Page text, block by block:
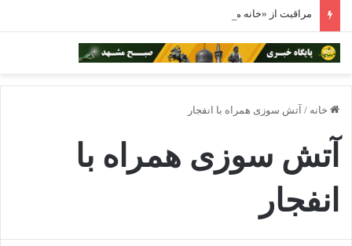
مراقبت از «خانه مشترک» در روزهای طوفانی
خانه / آتش سوزی همراه با انفجار
آتش سوزی همراه با
انفجار